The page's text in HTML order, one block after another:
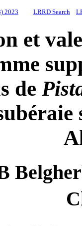
2023 LRRD Search
et
de